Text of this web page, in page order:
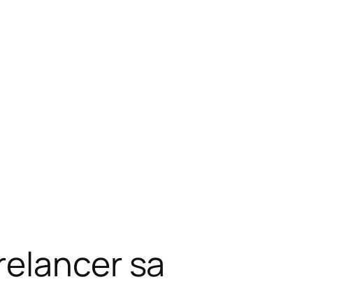
sa